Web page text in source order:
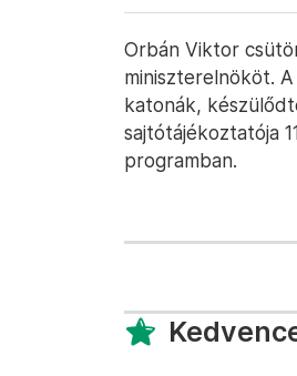
Orbán Viktor
miniszterelnököt.
katonák,
sajtótájékoztatója
programban.